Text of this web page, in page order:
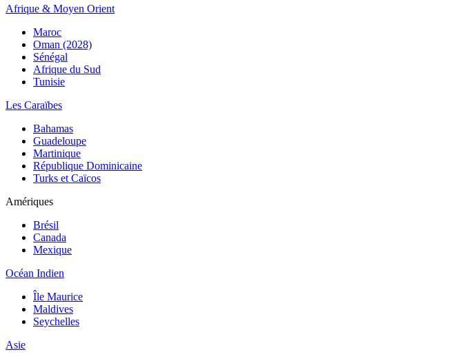
Afrique & Moyen Orient
Maroc
Oman (2028)
Sénégal
Afrique du Sud
Tunisie
Les Caraïbes
Bahamas
Guadeloupe
Martinique
République Dominicaine
Turks et Caïcos
Amériques
Brésil
Canada
Mexique
Océan Indien
Île Maurice
Maldives
Seychelles
Asie